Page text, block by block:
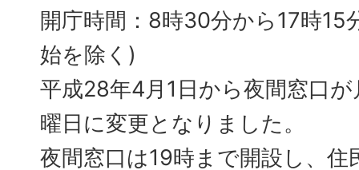
開庁時間：8時30分から17時15
始を除く)
平成28年4月1日から夜間窓口
曜日に変更となりました。
夜間窓口は19時まで開設し、住